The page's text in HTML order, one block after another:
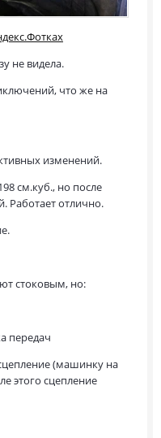
не видела.
что же на
изменений.
см.куб., но после
Работает отлично.
стоковым, но:
передач
(машинку на
этого сцепление